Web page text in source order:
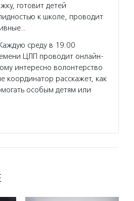
готовит детей
к школе, проводит
среду в 19.00
ЦЛП проводит онлайн-
интересно волонтерство
координатор расскажет, как
особым детям или